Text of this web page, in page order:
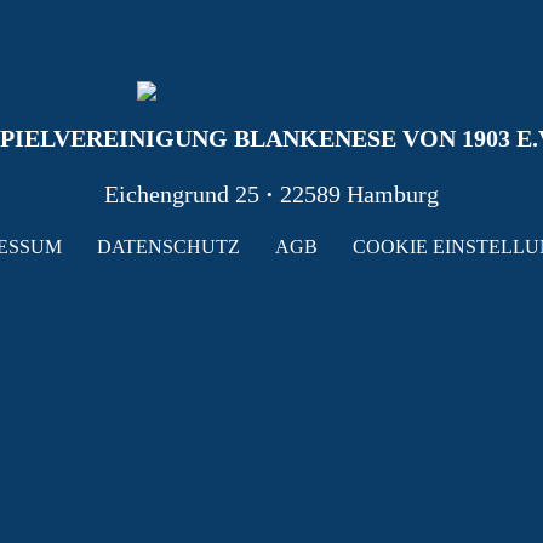
BLANKENESE VON 1903
Eichengrund 25 · 22589 Hamburg
DATENSCHUTZ AGB COOKIE